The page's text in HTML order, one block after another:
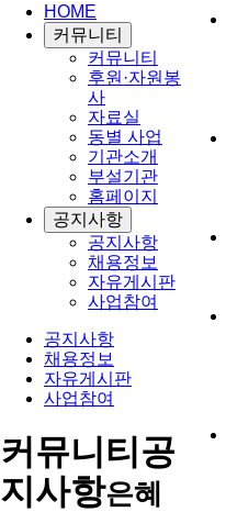
HOME
커뮤니티
커뮤니티
후원·자원봉
사
자료실
동별 사업
기관소개
부설기관
홈페이지
공지사항
공지사항
채용정보
자유게시판
사업참여
공지사항
채용정보
자유게시판
사업참여
커뮤니티공
지사항은혜